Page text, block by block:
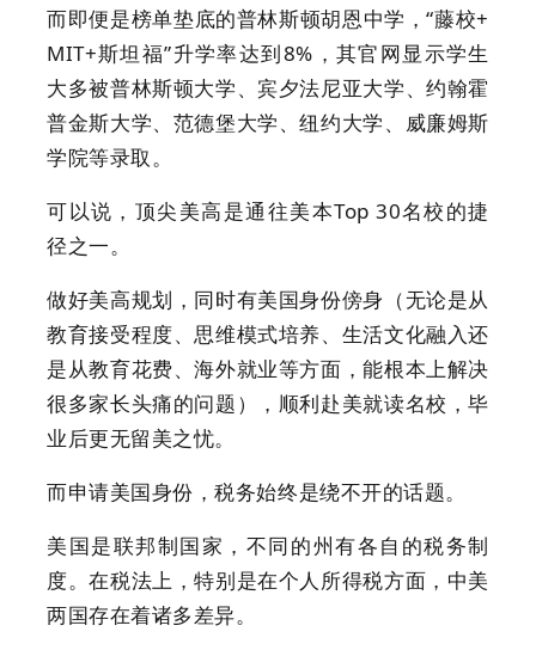
而即便是榜单垫底的普林斯顿胡恩中学，“藤校+
MIT+斯坦福”升学率达到8%，其官网显示学生
大多被普林斯顿大学、宾夕法尼亚大学、约翰霍
普金斯大学、范德堡大学、纽约大学、威廉姆斯
学院等录取。
可以说，顶尖美高是通往美本Top 30名校的捷
径之一。
做好美高规划，同时有美国身份傍身（无论是从
教育接受程度、思维模式培养、生活文化融入还
是从教育花费、海外就业等方面，能根本上解决
很多家长头痛的问题），顺利赴美就读名校，毕
业后更无留美之忧。
而申请美国身份，税务始终是绕不开的话题。
美国是联邦制国家，不同的州有各自的税务制
度。在税法上，特别是在个人所得税方面，中美
两国存在着诸多差异。